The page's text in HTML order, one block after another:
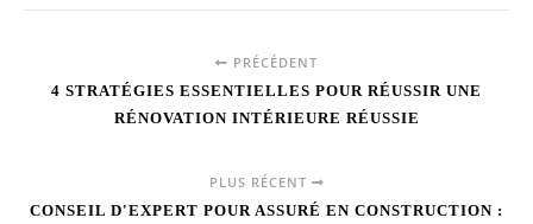
PRÉCÉDENT
4 STRATÉGIES ESSENTIELLES POUR RÉUSSIR UNE
RÉNOVATION INTÉRIEURE RÉUSSIE
PLUS RÉCENT
CONSEIL D'EXPERT POUR ASSURÉ EN CONSTRUCTION :